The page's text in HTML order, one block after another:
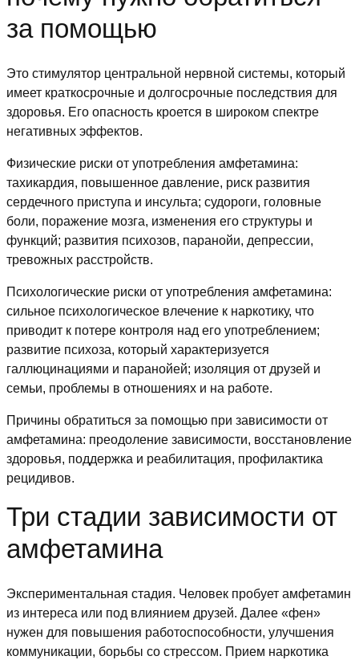
за помощью
Это стимулятор центральной нервной системы, который
имеет краткосрочные и долгосрочные последствия для
здоровья. Его опасность кроется в широком спектре
негативных эффектов.
Физические риски от употребления амфетамина:
тахикардия, повышенное давление, риск развития
сердечного приступа и инсульта; судороги, головные
боли, поражение мозга, изменения его структуры и
функций; развития психозов, паранойи, депрессии,
тревожных расстройств.
Психологические риски от употребления амфетамина:
сильное психологическое влечение к наркотику, что
приводит к потере контроля над его употреблением;
развитие психоза, который характеризуется
галлюцинациями и паранойей; изоляция от друзей и
семьи, проблемы в отношениях и на работе.
Причины обратиться за помощью при зависимости от
амфетамина: преодоление зависимости, восстановление
здоровья, поддержка и реабилитация, профилактика
рецидивов.
Три стадии зависимости от
амфетамина
Экспериментальная стадия. Человек пробует амфетамин
из интереса или под влиянием друзей. Далее «фен»
нужен для повышения работоспособности, улучшения
коммуникации, борьбы со стрессом. Прием наркотика